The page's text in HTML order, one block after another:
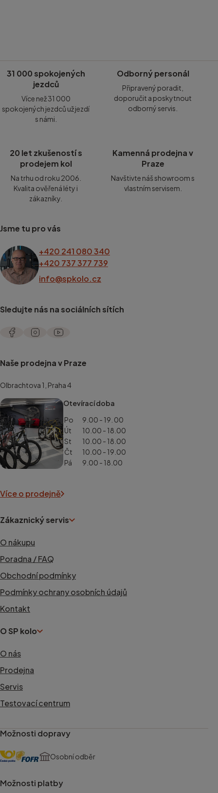
31 000 spokojených
jezdců
Více než 31 000
spokojených jezdců už jezdí
s námi.
Odborný personál
Připravený poradit,
doporučit a poskytnout
odborný servis.
20 let zkušeností s
prodejem kol
Na trhu od roku 2006.
Kvalita ověřená léty i
zákazníky.
Kamenná prodejna v
Praze
Navštivte náš showroom s
vlastním servisem.
Jsme tu pro vás
+420 241 080 340
+420 737 377 739
info@spkolo.cz
Sledujte nás na sociálních sítích
Naše prodejna v Praze
Olbrachtova 1, Praha 4
Otevírací doba
Po
9.00 - 19. 00
Út
10.00 - 18.00
St
10.00 - 18.00
Čt
10.00 - 19.00
Pá
9.00 - 18.00
Více o prodejně
Zákaznický servis
O nákupu
Poradna / FAQ
Obchodní podmínky
Podmínky ochrany osobních údajů
Kontakt
O SP kolo
O nás
Prodejna
Servis
Testovací centrum
Možnosti dopravy
Osobní odběr
Možnosti platby